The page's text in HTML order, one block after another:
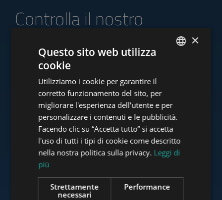
Controlla il nostro
www.tower-investments.com
www.towerassistance.com
FRENCH
ITALIAN
SPANISH
ARABIC
×
Questo sito web utilizza
cookie
Utilizziamo i cookie per garantire il
corretto funzionamento del sito, per
migliorare l'esperienza dell'utente e per
personalizzare i contenuti e le pubblicità.
Facendo clic su “Accetta tutto” si accetta
l'uso di tutti i tipi di cookie come descritto
nella nostra politica sulla privacy. Leggi di
più
Strettamente
necessari
Performance